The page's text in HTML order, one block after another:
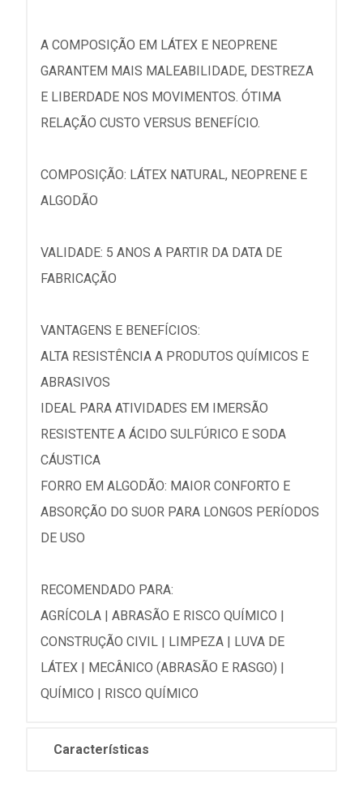
A COMPOSIÇÃO EM LÁTEX E NEOPRENE
GARANTEM MAIS MALEABILIDADE, DESTREZA
E LIBERDADE NOS MOVIMENTOS. ÓTIMA
RELAÇÃO CUSTO VERSUS BENEFÍCIO.
COMPOSIÇÃO: LÁTEX NATURAL, NEOPRENE E
ALGODÃO
VALIDADE: 5 ANOS A PARTIR DA DATA DE
FABRICAÇÃO
VANTAGENS E BENEFÍCIOS:
ALTA RESISTÊNCIA A PRODUTOS QUÍMICOS E
ABRASIVOS
IDEAL PARA ATIVIDADES EM IMERSÃO
RESISTENTE A ÁCIDO SULFÚRICO E SODA
CÁUSTICA
FORRO EM ALGODÃO: MAIOR CONFORTO E
ABSORÇÃO DO SUOR PARA LONGOS PERÍODOS
DE USO
RECOMENDADO PARA:
AGRÍCOLA | ABRASÃO E RISCO QUÍMICO |
CONSTRUÇÃO CIVIL | LIMPEZA | LUVA DE
LÁTEX | MECÂNICO (ABRASÃO E RASGO) |
QUÍMICO | RISCO QUÍMICO
Características